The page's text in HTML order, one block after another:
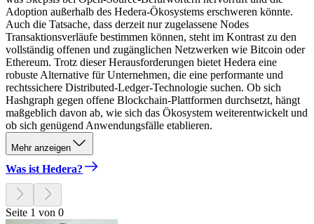
Adoption außerhalb des Hedera-Ökosystems erschweren könnte.
Auch die Tatsache, dass derzeit nur zugelassene Nodes
Transaktionsverläufe bestimmen können, steht im Kontrast zu den
vollständig offenen und zugänglichen Netzwerken wie Bitcoin oder
Ethereum. Trotz dieser Herausforderungen bietet Hedera eine
robuste Alternative für Unternehmen, die eine performante und
rechtssichere Distributed-Ledger-Technologie suchen. Ob sich
Hashgraph gegen offene Blockchain-Plattformen durchsetzt, hängt
maßgeblich davon ab, wie sich das Ökosystem weiterentwickelt und
ob sich genügend Anwendungsfälle etablieren.
Mehr anzeigen
Was ist Hedera?
Seite 1 von 0